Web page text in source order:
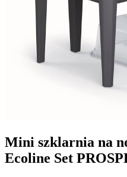
Mini szklarnia na
Ecoline Set